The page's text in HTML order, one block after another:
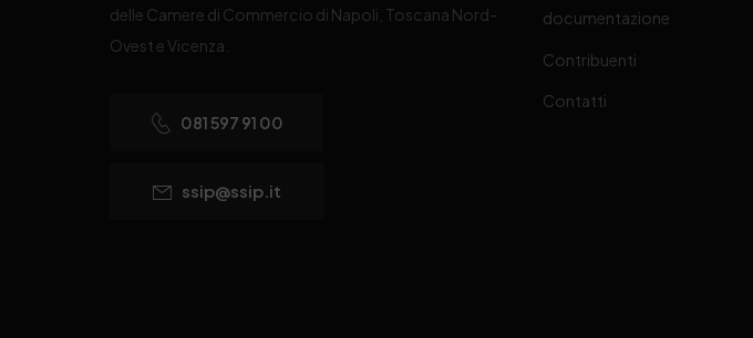
delle Camere di Commercio di Napoli, Toscana Nord-
Ovest e Vicenza.
081 597 91 00
ssip@ssip.it
documentazione
Contribuenti
Contatti